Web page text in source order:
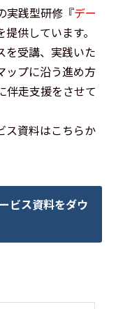
実践型研修『デー
提供しています。
を受講、実践いた
ップに沿う進め方
伴走支援をさせて
ス資料はこちらか
ビス資料をダウ